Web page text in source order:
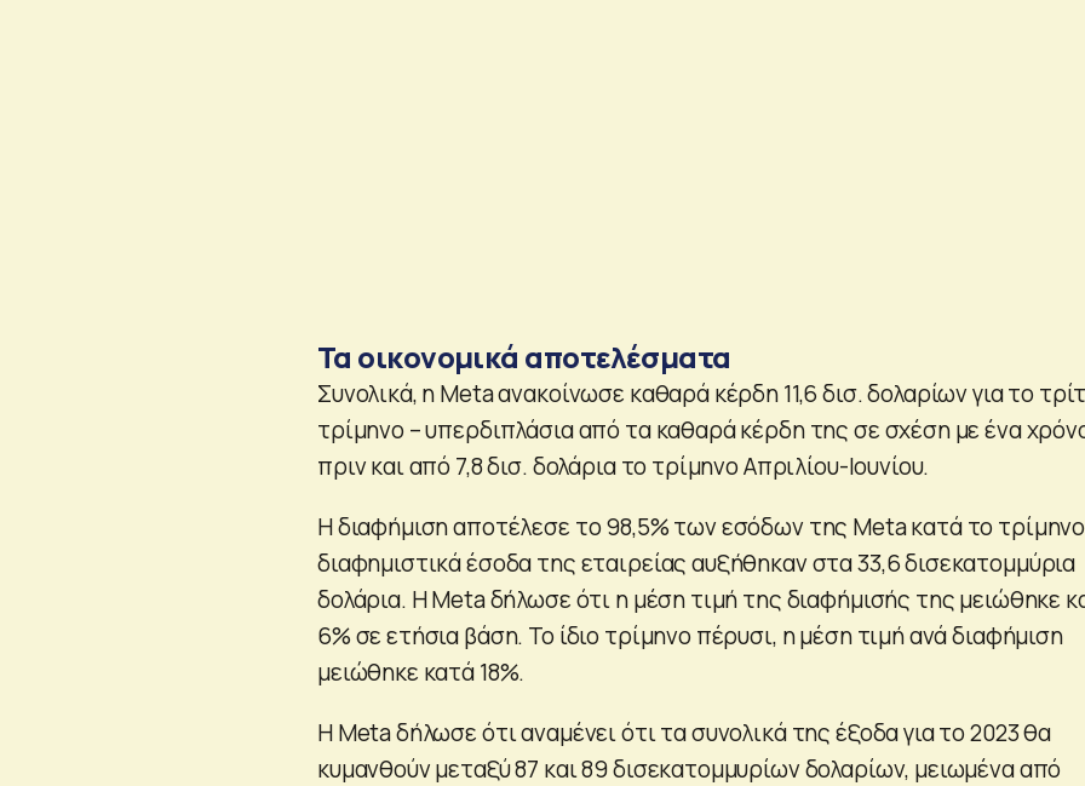
Τα οικονομικά αποτελέσματα
Συνολικά, η Meta ανακοίνωσε καθαρά κέρδη 11,6 δισ. δολαρίων για το
τρίμηνο – υπερδιπλάσια από τα καθαρά κέρδη της σε σχέση με ένα
πριν και από 7,8 δισ. δολάρια το τρίμηνο Απριλίου-Ιουνίου.
Η διαφήμιση αποτέλεσε το 98,5% των εσόδων της Meta κατά το
διαφημιστικά έσοδα της εταιρείας αυξήθηκαν στα 33,6 δισεκατομμύρια
δολάρια. Η Meta δήλωσε ότι η μέση τιμή της διαφήμισής της μειώθηκε
6% σε ετήσια βάση. Το ίδιο τρίμηνο πέρυσι, η μέση τιμή ανά διαφήμιση
μειώθηκε κατά 18%.
Η Meta δήλωσε ότι αναμένει ότι τα συνολικά της έξοδα για το 2023 θα
κυμανθούν μεταξύ 87 και 89 δισεκατομμυρίων δολαρίων, μειωμένα από